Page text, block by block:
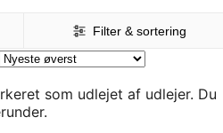
Filter & sortering
som udlejet af udlejer. Du